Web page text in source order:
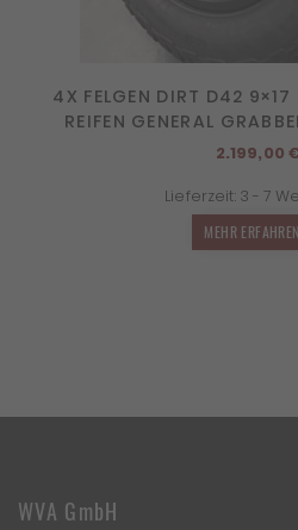
4X FELGEN DIRT D42
REIFEN GENERAL
2.199,00
Lieferzeit: 3 - 7
MEHR ERFAHREN
WVA GmbH